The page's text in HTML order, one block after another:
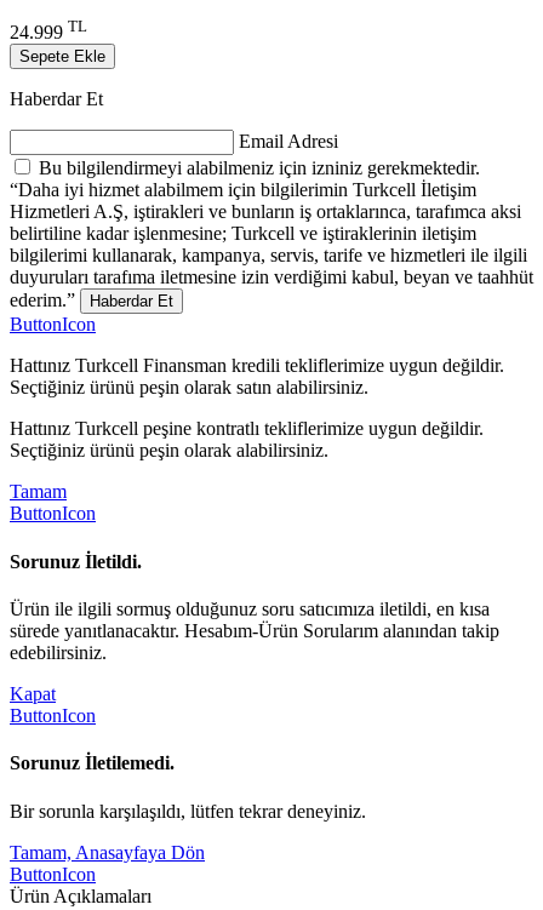
24.999 TL
Sepete Ekle
Haberdar Et
Email Adresi
Bu bilgilendirmeyi alabilmeniz için izniniz gerekmektedir.
“Daha iyi hizmet alabilmem için bilgilerimin Turkcell İletişim
Hizmetleri A.Ş, iştirakleri ve bunların iş ortaklarınca, tarafımca aksi
belirtiline kadar işlenmesine; Turkcell ve iştiraklerinin iletişim
bilgilerimi kullanarak, kampanya, servis, tarife ve hizmetleri ile ilgili
duyuruları tarafıma iletmesine izin verdiğimi kabul, beyan ve taahhüt
ederim.”
Haberdar Et
ButtonIcon
Hattınız Turkcell Finansman kredili tekliflerimize uygun değildir.
Seçtiğiniz ürünü peşin olarak satın alabilirsiniz.
Hattınız Turkcell peşine kontratlı tekliflerimize uygun değildir.
Seçtiğiniz ürünü peşin olarak alabilirsiniz.
Tamam
ButtonIcon
Sorunuz İletildi.
Ürün ile ilgili sormuş olduğunuz soru satıcımıza iletildi, en kısa
sürede yanıtlanacaktır. Hesabım-Ürün Sorularım alanından takip
edebilirsiniz.
Kapat
ButtonIcon
Sorunuz İletilemedi.
Bir sorunla karşılaşıldı, lütfen tekrar deneyiniz.
Tamam, Anasayfaya Dön
ButtonIcon
Ürün Açıklamaları